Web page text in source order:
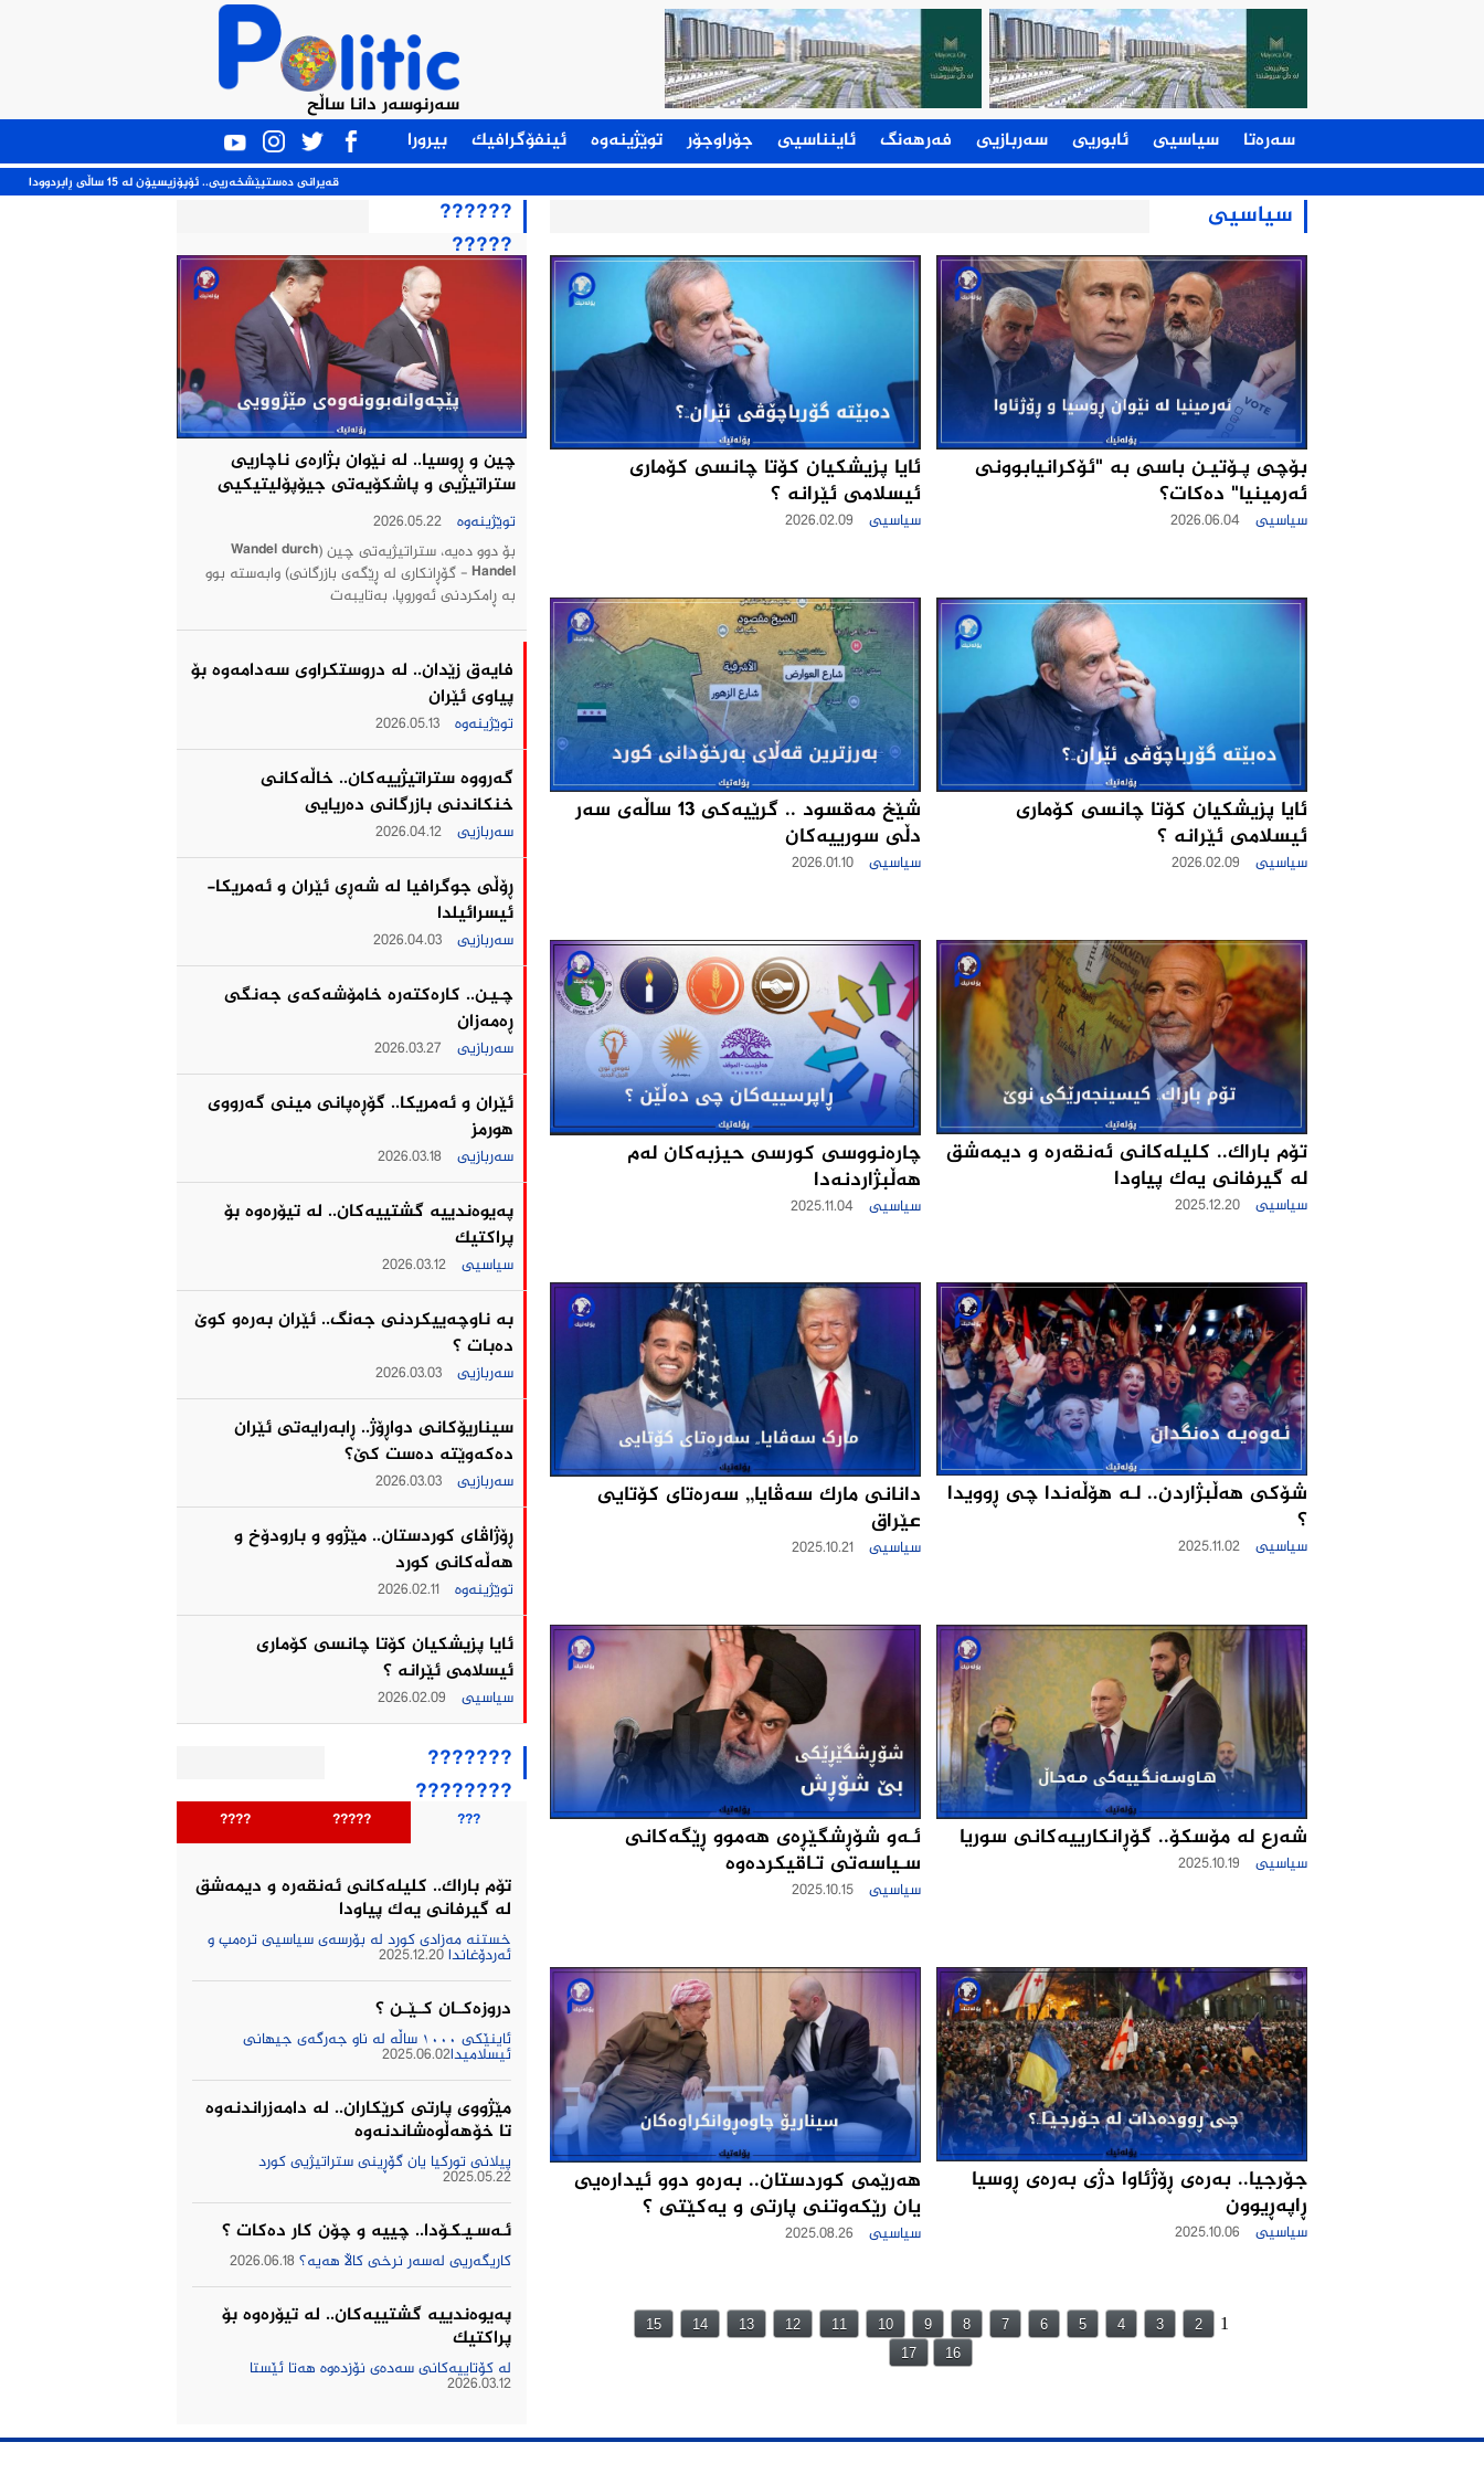
سەرنوسەر دانا ساڵح
سەرەتا
سیاسیی ئابوریی سەربازیی فەرهەنگ ئاینناسیی جۆراوجۆر توێژینەوە ئینفۆگرافیک بیرورا
قەیرانی ده‌ستپێشخه‌ریی.. ئۆپۆزیسیۆن له‌ 15 ساڵی ڕابردوودا
سیاسیی
بۆچی پـۆتیـن باسی به‌ "ئۆكرانیابوونى
ئه‌رمینیا" ده‌كات؟
سیاسیی 2026.06.04
ئایا پزیشکیان کۆتا چانسی کۆماری
ئیسلامی ئێرانه ؟
سیاسیی 2026.02.09
ئایا پزیشکیان کۆتا چانسی کۆماری
ئیسلامی ئێرانه ؟
سیاسیی 2026.02.09
شێخ مەقسود .. گرێیەکی 13 ساڵەی سەر
دڵی سورییەكان
سیاسیی 2026.01.10
تۆم باراك.. کلیلەکانی ئەنقەرە و دیمەشق
لە گیرفانی یەک پیاودا
سیاسیی 2025.12.20
چاره‌نووسی كورسی حیزبه‌كان له‌م
هه‌ڵبژاردنه‌دا
سیاسیی 2025.11.04
شۆكى هه‌ڵبژاردن.. لـه‌ هۆڵه‌ندا چی ڕوویدا
؟
سیاسیی 2025.11.02
دانانى مارک سەڤایا,, سەرەتای کۆتایی
عێراق
سیاسیی 2025.10.21
شه‌رع له‌ مۆسكۆ.. گۆڕانكارییه‌كانی سوریا
سیاسیی 2025.10.19
ئـه‌و شۆڕشگێڕه‌ی هه‌موو ڕێگه‌كانى
سـیاسه‌تی تـاقیكرده‌وه‌
سیاسیی 2025.10.15
جۆرجیا.. به‌ره‌ی ڕۆژئاوا دژی به‌ره‌ی ڕوسیا
ڕاپه‌ڕیوون
سیاسیی 2025.10.06
هه‌رێمى كوردستان.. به‌ره‌و دوو ئیداره‌یی
یان رێكه‌وتنی پارتی و یه‌كێتی ؟
سیاسیی 2025.08.26
1
2
3
4
5
6
7
8
9
10
11
12
13
14
15
16
17
??????
?????
چین و ڕوسیا.. لە نێوان بژارەی ناچاریی
ستراتیژيی و پاشکۆیەتی جیۆپۆلیتیکيی
توێژینەوە
2026.05.22
بۆ دوو دەیە، ستراتیژیەتی چین (Wandel durch
Handel - گۆڕانکاری لە ڕێگەی بازرگانی) وابەستە بوو
بە ڕامکردنی ئەوروپا، بەتایبەت
فایەق زێدان.. له‌ دروستكراوی سه‌دامه‌وه‌ بۆ
پیاوی ئێران
توێژینەوە 2026.05.13
گه‌رووه‌ ستراتیژییه‌كان.. خاڵه‌كانی
خنكاندنی بازرگانی ده‌ریایی
سەربازیی 2026.04.12
ڕۆڵی جوگرافیا لە شەڕی ئێران و ئەمریکا-
ئیسرائیلدا
سەربازیی 2026.04.03
چـیـن.. كاره‌كته‌ره‌ خامۆشه‌كه‌ی جه‌نگى
ڕه‌مه‌زان
سەربازیی 2026.03.27
ئێران و ئه‌مریكا.. گۆڕەپانی مینی گه‌رووی
هورمز
سەربازیی 2026.03.18
په‌یوه‌ندییه‌ گشتییه‌كان.. له‌ تیۆره‌وه‌ بۆ
پراكتیك
سیاسیی 2026.03.12
بە ناوچەییکردنی جەنگ.. ئێران به‌ره‌و كوێ
ده‌بات ؟
سەربازیی 2026.03.03
سیناریۆکانی دواڕۆژ.. ڕابەرایەتی ئێران
دەکەوێتە دەست کێ؟
سەربازیی 2026.03.03
ڕۆژاڤای کوردستان.. مێژوو و بارودۆخ و
هەڵەکانی کورد
توێژینەوە 2026.02.11
ئایا پزیشکیان کۆتا چانسی کۆماری
ئیسلامی ئێرانه ؟
سیاسیی 2026.02.09
???????
????????
???
?????
????
تۆم باراك.. کلیلەکانی ئەنقەرە و دیمەشق
لە گیرفانی یەک پیاودا
خستنە مەزادی کورد لە بۆرسەی سیاسیی ترەمپ و
ئەردۆغاندا 2025.12.20
دروزەکــان کــێــن ؟
ئاینێکی ١٠٠٠ ساڵە لە ناو جەرگەی جیهانی
ئیسلامیدا2025.06.02
مێژووى پارتى كرێكاران.. لە دامەزراندنەوە
تا خۆهەڵوەشاندنەوە
پیلانی توركیا یان گۆڕینی ستراتیژیی كورد
2025.05.22
ئـەسـیـکـۆدا.. چییه‌ و چۆن كار ده‌كات ؟
كاریگه‌ریی له‌سه‌ر نرخی كاڵا هه‌یه‌؟ 2026.06.18
په‌یوه‌ندییه‌ گشتییه‌كان.. له‌ تیۆره‌وه‌ بۆ
پراكتیك
له‌ كۆتاییه‌كانی سه‌ده‌ی نۆزده‌وه‌ هه‌تا ئێستا
2026.03.12